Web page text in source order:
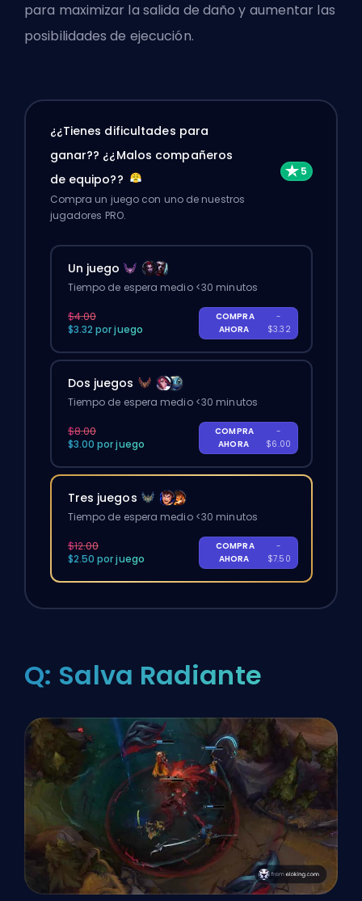
para maximizar la salida de daño y aumentar las
posibilidades de ejecución.
¿¿Tienes dificultades para
ganar?? ¿¿Malos compañeros
de equipo??
Compra un juego con uno de nuestros
jugadores PRO.
Un juego
Tiempo de espera medio <30 minutos
$4.00
$3.32 por juego
COMPRA
AHORA
-
$3.32
Dos juegos
Tiempo de espera medio <30 minutos
$8.00
$3.00 por juego
COMPRA
AHORA
-
$6.00
Tres juegos
Tiempo de espera medio <30 minutos
$12.00
$2.50 por juego
COMPRA
AHORA
-
$7.50
Q: Salva Radiante